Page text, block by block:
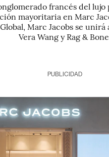
francés del lujo
mayoritaria en Marc
Marc Jacobs se unirá
Vera Wang y Rag &
PUBLICIDAD